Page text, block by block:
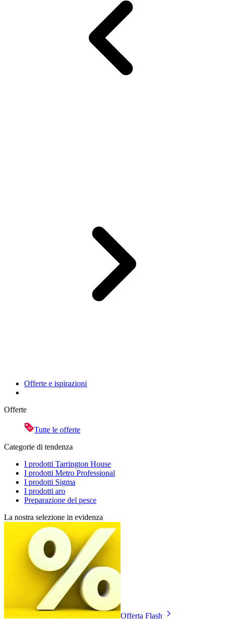
Offerte e ispirazioni
Offerte
Tutte le offerte
Categorie di tendenza
I prodotti Tarrington House
I prodotti Metro Professional
I prodotti Sigma
I prodotti aro
Preparazione del pesce
La nostra selezione in evidenza
Offerta Flash